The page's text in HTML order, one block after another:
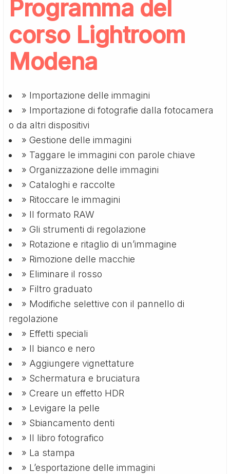
Programma del
corso Lightroom
Modena
» Importazione delle immagini
» Importazione di fotografie dalla fotocamera
o da altri dispositivi
» Gestione delle immagini
» Taggare le immagini con parole chiave
» Organizzazione delle immagini
» Cataloghi e raccolte
» Ritoccare le immagini
» Il formato RAW
» Gli strumenti di regolazione
» Rotazione e ritaglio di un’immagine
» Rimozione delle macchie
» Eliminare il rosso
» Filtro graduato
» Modifiche selettive con il pannello di
regolazione
» Effetti speciali
» Il bianco e nero
» Aggiungere vignettature
» Schermatura e bruciatura
» Creare un effetto HDR
» Levigare la pelle
» Sbiancamento denti
» Il libro fotografico
» La stampa
» L’esportazione delle immagini